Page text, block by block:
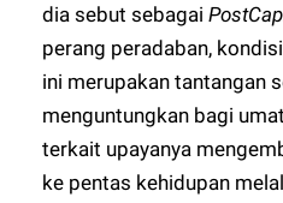
dia sebut sebagai
perang peradaban,
ini merupakan tantangan
menguntungkan bagi
terkait upayanya
ke pentas kehidupan